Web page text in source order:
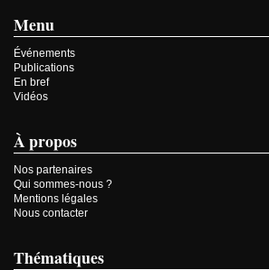
Menu
Événements
Publications
En bref
Vidéos
À propos
Nos partenaires
Qui sommes-nous ?
Mentions légales
Nous contacter
Thématiques